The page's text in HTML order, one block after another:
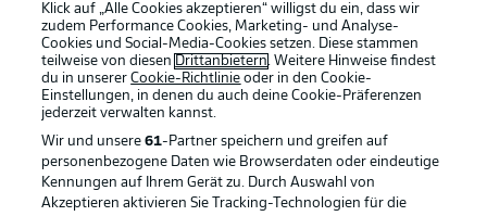
BUNDESLIGA APP
Offizielle Partner
Klick auf „Alle Cookies akzeptieren“ willigst du ein, dass wir
zudem Performance Cookies, Marketing- und Analyse-
Cookies und Social-Media-Cookies setzen. Diese stammen
teilweise von diesen Drittanbietern. Weitere Hinweise findest
du in unsererCookie-Richtlinie oder in den Cookie-
Einstellungen, in denen du auch deine Cookie-Präferenzen
jederzeit verwalten kannst.
Wir und unsere61-Partner speichern und greifen auf
personenbezogene Daten wie Browserdaten oder eindeutige
Kennungen auf Ihrem Gerät zu. Durch Auswahl von
Akzeptieren aktivieren Sie Tracking-Technologien für die